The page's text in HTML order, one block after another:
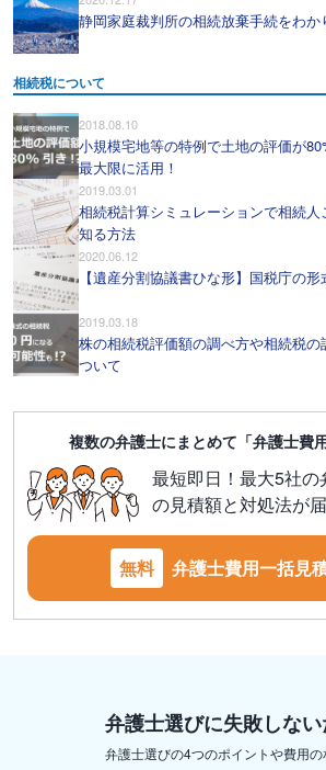
静岡家庭裁判所の相続放棄手続をわか
相続税について
2018.08.10
小規模宅地等の特例で土地の評価が
最大限に活用！
2019.03.01
相続税計算シミュレーションで相続
知る方法
2020.06.12
【遺産分割協議書ひな形】国税庁の
2019.03.18
株の相続税評価額の調べ方や相続税
ついて
複数の弁護士にまとめて「弁護士費
最短即日！最大5社
の見積額と対処法が
無料 弁護士費用一括見
弁護士選びに失敗しな
弁護士選びの4つのポイントや費用